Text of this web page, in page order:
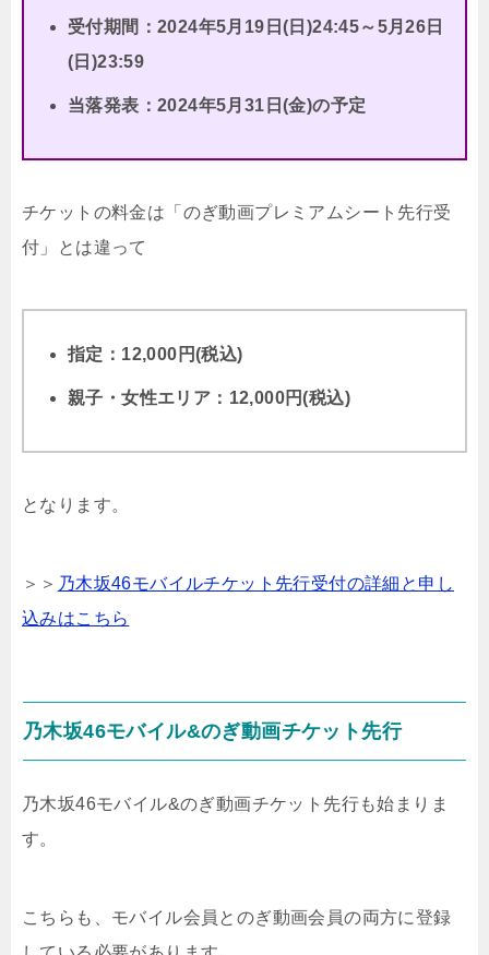
受付期間：2024年5月19日(日)24:45～5月26日
(日)23:59
当落発表：2024年5月31日(金)の予定
チケットの料金は「のぎ動画プレミアムシート先行受
付」とは違って
指定：12,000円(税込)
親子・女性エリア：12,000円(税込)
となります。
＞＞ 乃木坂46モバイルチケット先行受付の詳細と申し
込みはこちら
乃木坂46モバイル&のぎ動画チケット先行
乃木坂46モバイル&のぎ動画チケット先行も始まりま
す。
こちらも、モバイル会員とのぎ動画会員の両方に登録